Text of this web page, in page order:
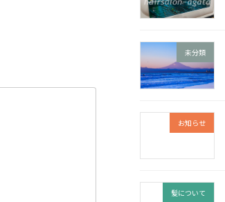
未分類
お知らせ
髪について